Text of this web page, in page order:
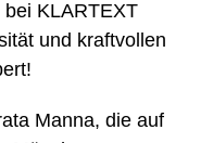
KLARTEXT
und kraftvollen
Manna, die auf